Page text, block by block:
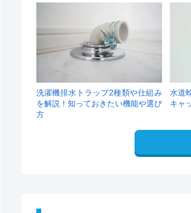
洗濯機排水トラップ2種類や仕組み
を解説！知っておきたい機能や選び
方
水道
キャ